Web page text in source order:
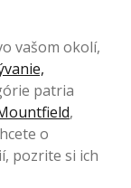
vašom okolí,
patria
,
o
pozrite si ich